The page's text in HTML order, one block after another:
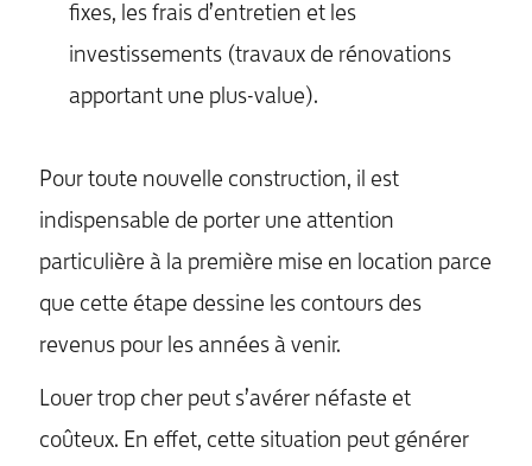
fixes, les frais d’entretien et les
investissements (travaux de rénovations
apportant une plus-value).
Pour toute nouvelle construction, il est
indispensable de porter une attention
particulière à la première mise en location parce
que cette étape dessine les contours des
revenus pour les années à venir.
Louer trop cher peut s’avérer néfaste et
coûteux. En effet, cette situation peut générer